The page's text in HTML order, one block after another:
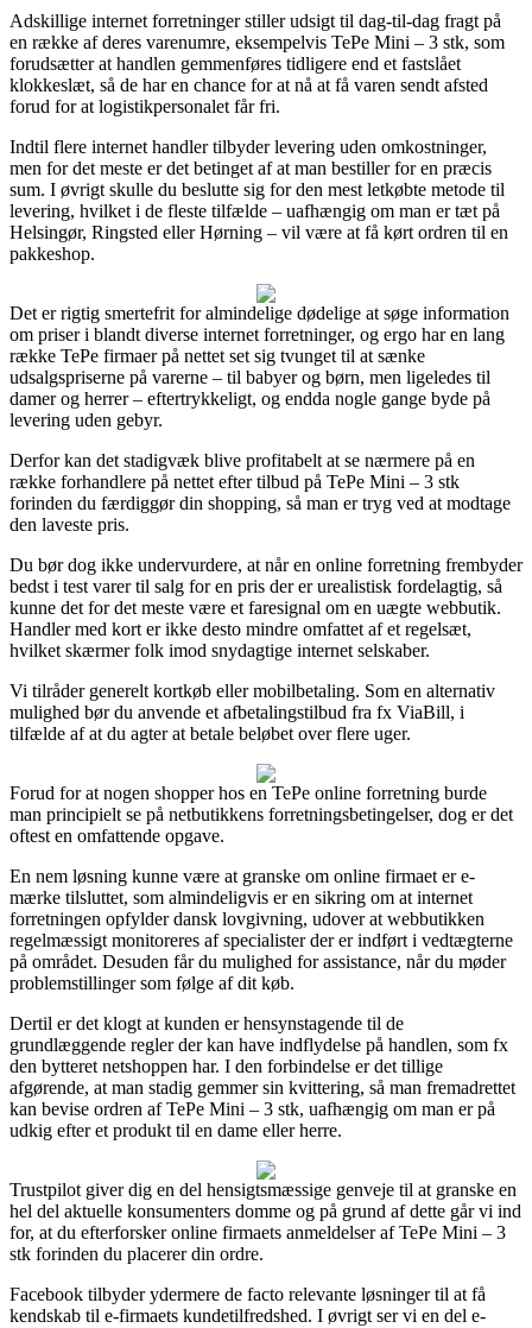
Adskillige internet forretninger stiller udsigt til dag-til-dag fragt på
en række af deres varenumre, eksempelvis TePe Mini – 3 stk, som
forudsætter at handlen gemmenføres tidligere end et fastslået
klokkeslæt, så de har en chance for at nå at få varen sendt afsted
forud for at logistikpersonalet får fri.
Indtil flere internet handler tilbyder levering uden omkostninger,
men for det meste er det betinget af at man bestiller for en præcis
sum. I øvrigt skulle du beslutte sig for den mest letkøbte metode til
levering, hvilket i de fleste tilfælde – uafhængig om man er tæt på
Helsingør, Ringsted eller Hørning – vil være at få kørt ordren til en
pakkeshop.
Det er rigtig smertefrit for almindelige dødelige at søge information
om priser i blandt diverse internet forretninger, og ergo har en lang
række TePe firmaer på nettet set sig tvunget til at sænke
udsalgspriserne på varerne – til babyer og børn, men ligeledes til
damer og herrer – eftertrykkeligt, og endda nogle gange byde på
levering uden gebyr.
Derfor kan det stadigvæk blive profitabelt at se nærmere på en
række forhandlere på nettet efter tilbud på TePe Mini – 3 stk
forinden du færdiggør din shopping, så man er tryg ved at modtage
den laveste pris.
Du bør dog ikke undervurdere, at når en online forretning frembyder
bedst i test varer til salg for en pris der er urealistisk fordelagtig, så
kunne det for det meste være et faresignal om en uægte webbutik.
Handler med kort er ikke desto mindre omfattet af et regelsæt,
hvilket skærmer folk imod snydagtige internet selskaber.
Vi tilråder generelt kortkøb eller mobilbetaling. Som en alternativ
mulighed bør du anvende et afbetalingstilbud fra fx ViaBill, i
tilfælde af at du agter at betale beløbet over flere uger.
Forud for at nogen shopper hos en TePe online forretning burde
man principielt se på netbutikkens forretningsbetingelser, dog er det
oftest en omfattende opgave.
En nem løsning kunne være at granske om online firmaet er e-
mærke tilsluttet, som almindeligvis er en sikring om at internet
forretningen opfylder dansk lovgivning, udover at webbutikken
regelmæssigt monitoreres af specialister der er indført i vedtægterne
på området. Desuden får du mulighed for assistance, når du møder
problemstillinger som følge af dit køb.
Dertil er det klogt at kunden er hensynstagende til de
grundlæggende regler der kan have indflydelse på handlen, som fx
den bytteret netshoppen har. I den forbindelse er det tillige
afgørende, at man stadig gemmer sin kvittering, så man fremadrettet
kan bevise ordren af TePe Mini – 3 stk, uafhængig om man er på
udkig efter et produkt til en dame eller herre.
Trustpilot giver dig en del hensigtsmæssige genveje til at granske en
hel del aktuelle konsumenters domme og på grund af dette går vi ind
for, at du efterforsker online firmaets anmeldelser af TePe Mini – 3
stk forinden du placerer din ordre.
Facebook tilbyder ydermere de facto relevante løsninger til at få
kendskab til e-firmaets kundetilfredshed. I øvrigt ser vi en del e-